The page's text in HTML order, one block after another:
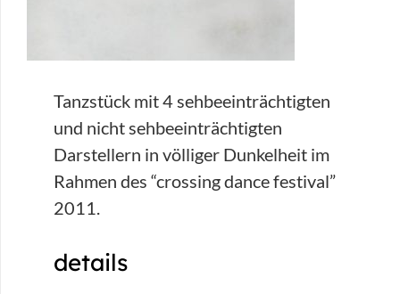
Tanzstück mit 4 sehbeeinträchtigten
und nicht sehbeeinträchtigten
Darstellern in völliger Dunkelheit im
Rahmen des “crossing dance festival”
2011.
details